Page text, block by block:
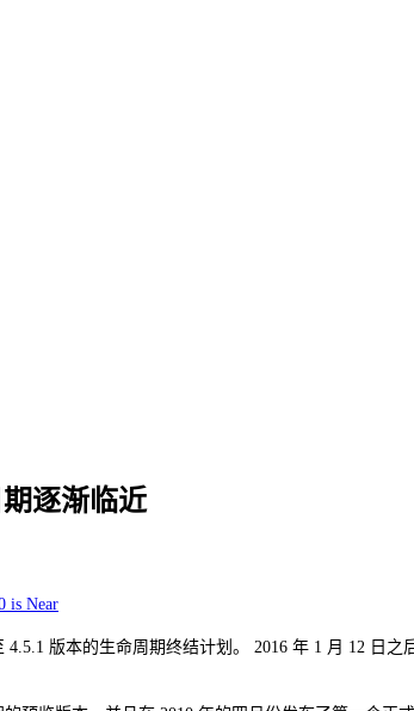
逐渐临近
is Near
版本的生命周期终结计划。 2016 年 1 月 12 日之